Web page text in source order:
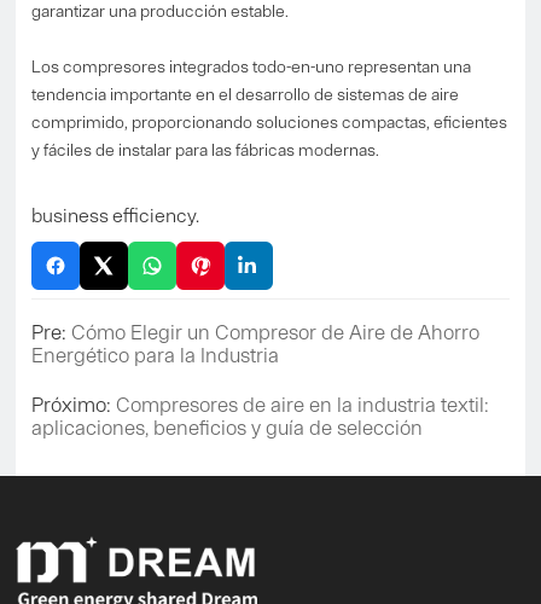
garantizar una producción estable.
Los compresores integrados todo-en-uno representan una
tendencia importante en el desarrollo de sistemas de aire
comprimido, proporcionando soluciones compactas, eficientes
y fáciles de instalar para las fábricas modernas.
business efficiency.
Pre: Cómo Elegir un Compresor de Aire de Ahorro
Energético para la Industria
Próximo: Compresores de aire en la industria textil:
aplicaciones, beneficios y guía de selección